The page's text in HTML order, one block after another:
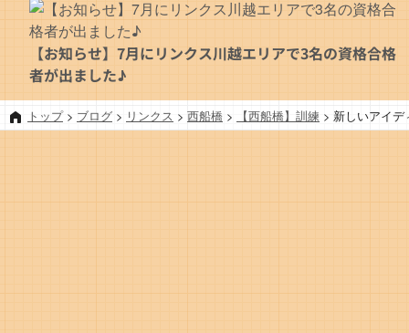
トップ> ブログ > リンクス > 西船橋 > 【西船橋】訓練 > 新しいアイ
【お知らせ】7月にリンクス川越エリアで3名の資格合格
者が出ました♪